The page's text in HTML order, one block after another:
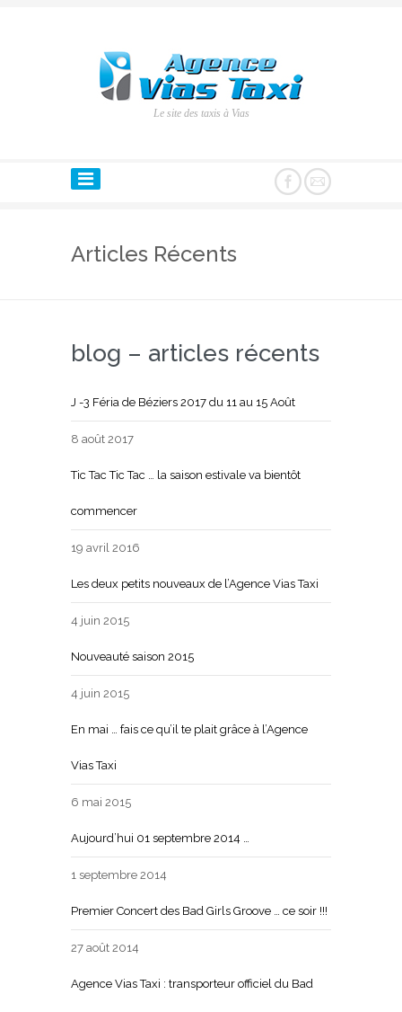
Le site des taxis à Vias
Articles Récents
blog – articles récents
J -3 Féria de Béziers 2017 du 11 au 15 Août
8 août 2017
Tic Tac Tic Tac … la saison estivale va bientôt
commencer
19 avril 2016
Les deux petits nouveaux de l’Agence Vias Taxi
4 juin 2015
Nouveauté saison 2015
4 juin 2015
En mai … fais ce qu’il te plait grâce à l’Agence
Vias Taxi
6 mai 2015
Aujourd’hui 01 septembre 2014 …
1 septembre 2014
Premier Concert des Bad Girls Groove … ce soir !!!
27 août 2014
Agence Vias Taxi : transporteur officiel du Bad